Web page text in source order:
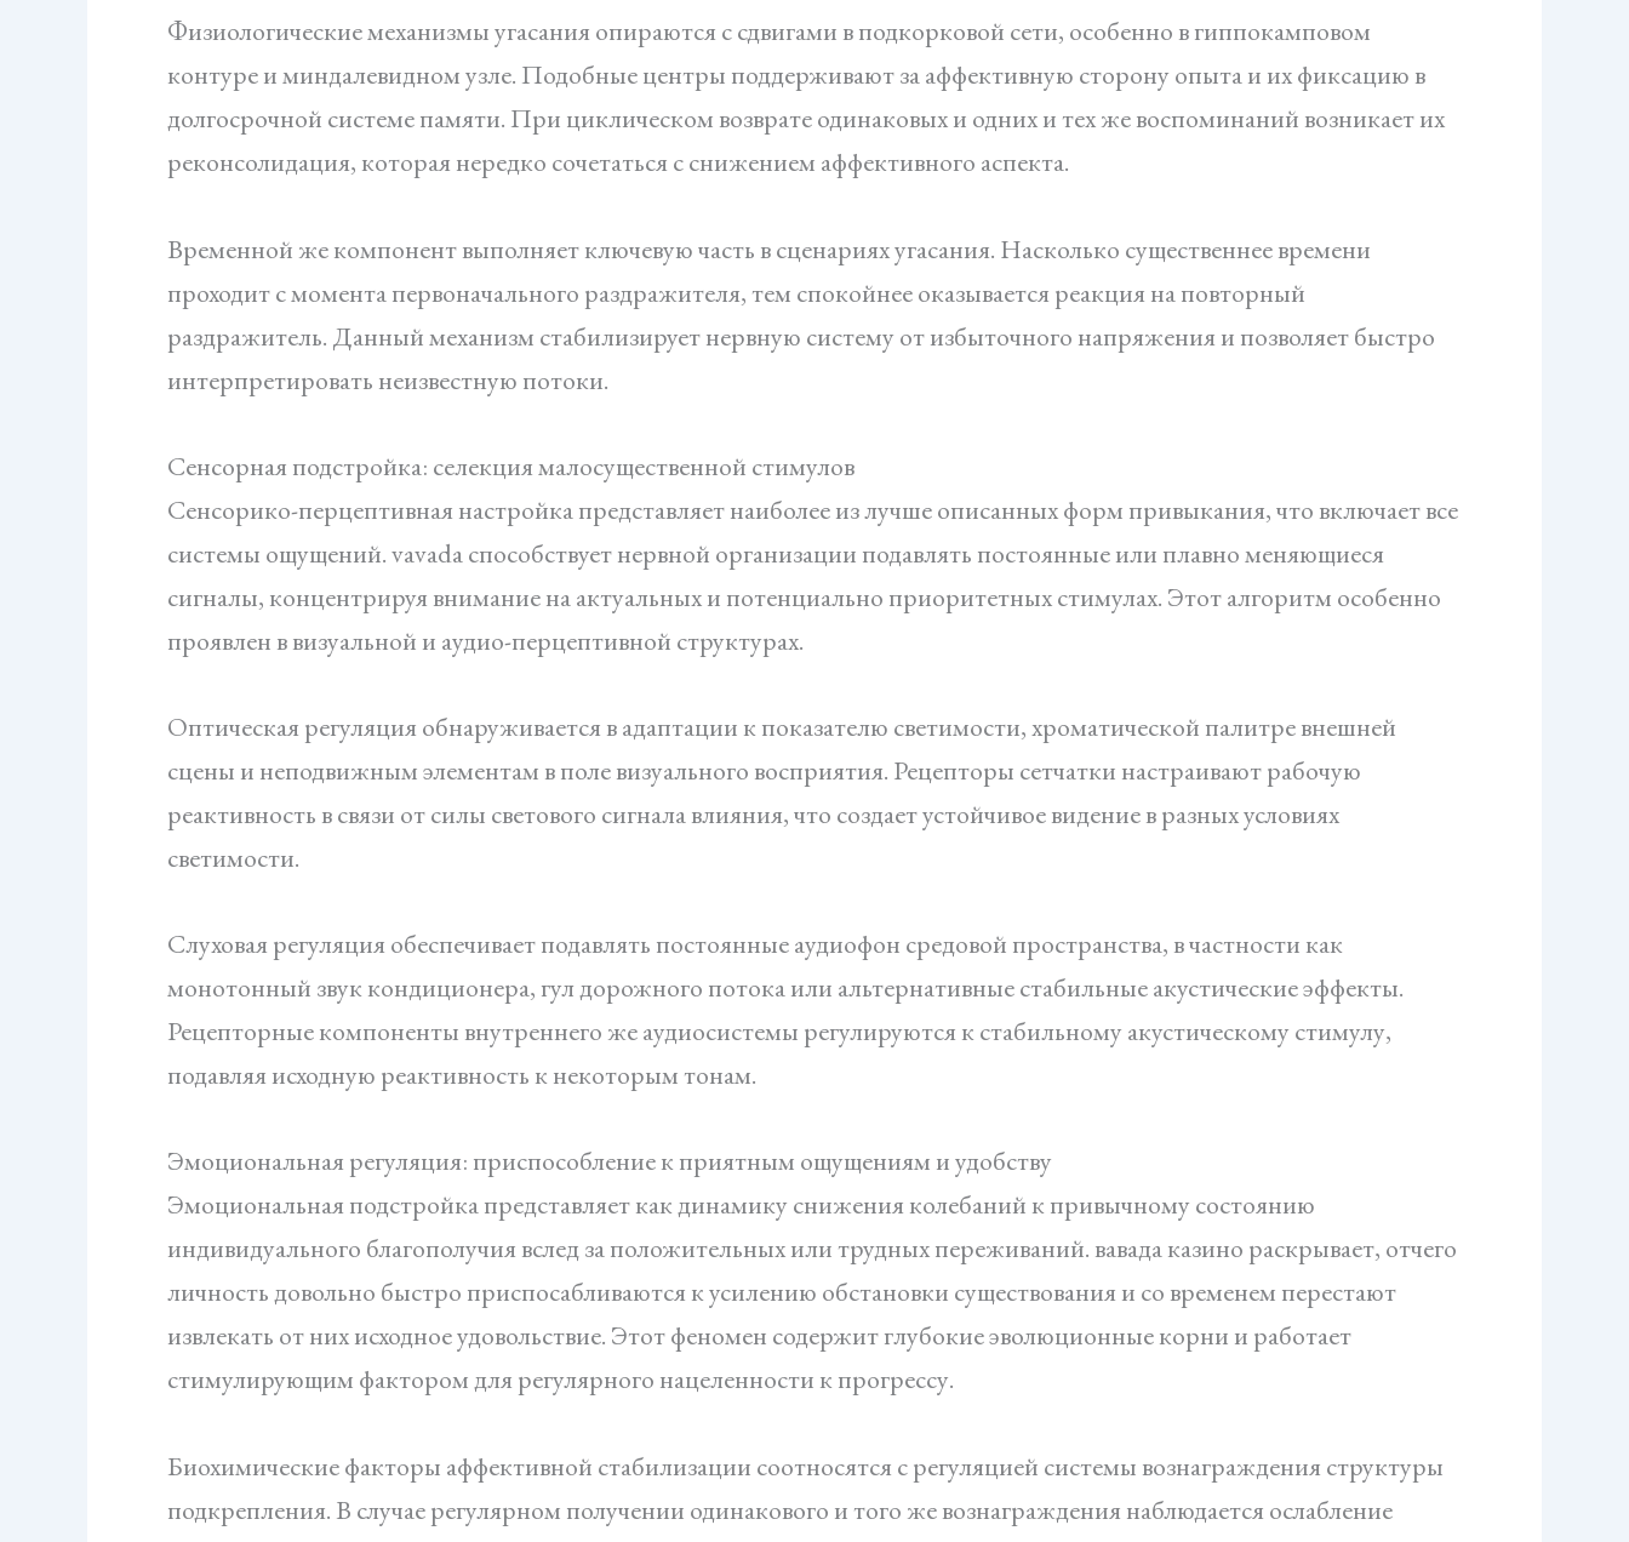
Физиологические механизмы угасания опираются с сдвигами в подкорковой сети, особенно в гиппокамповом
контуре и миндалевидном узле. Подобные центры поддерживают за аффективную сторону опыта и их фиксацию в
долгосрочной системе памяти. При циклическом возврате одинаковых и одних и тех же воспоминаний возникает их
реконсолидация, которая нередко сочетаться с снижением аффективного аспекта.
Временной же компонент выполняет ключевую часть в сценариях угасания. Насколько существеннее времени
проходит с момента первоначального раздражителя, тем спокойнее оказывается реакция на повторный
раздражитель. Данный механизм стабилизирует нервную систему от избыточного напряжения и позволяет быстро
интерпретировать неизвестную потоки.
Сенсорная подстройка: селекция малосущественной стимулов
Сенсорико-перцептивная настройка представляет наиболее из лучше описанных форм привыкания, что включает все
системы ощущений. vavada способствует нервной организации подавлять постоянные или плавно меняющиеся
сигналы, концентрируя внимание на актуальных и потенциально приоритетных стимулах. Этот алгоритм особенно
проявлен в визуальной и аудио-перцептивной структурах.
Оптическая регуляция обнаруживается в адаптации к показателю светимости, хроматической палитре внешней
сцены и неподвижным элементам в поле визуального восприятия. Рецепторы сетчатки настраивают рабочую
реактивность в связи от силы светового сигнала влияния, что создает устойчивое видение в разных условиях
светимости.
Слуховая регуляция обеспечивает подавлять постоянные аудиофон средовой пространства, в частности как
монотонный звук кондиционера, гул дорожного потока или альтернативные стабильные акустические эффекты.
Рецепторные компоненты внутреннего же аудиосистемы регулируются к стабильному акустическому стимулу,
подавляя исходную реактивность к некоторым тонам.
Эмоциональная регуляция: приспособление к приятным ощущениям и удобству
Эмоциональная подстройка представляет как динамику снижения колебаний к привычному состоянию
индивидуального благополучия вслед за положительных или трудных переживаний. вавада казино раскрывает, отчего
личность довольно быстро приспосабливаются к усилению обстановки существования и со временем перестают
извлекать от них исходное удовольствие. Этот феномен содержит глубокие эволюционные корни и работает
стимулирующим фактором для регулярного нацеленности к прогрессу.
Биохимические факторы аффективной стабилизации соотносятся с регуляцией системы вознаграждения структуры
подкрепления. В случае регулярном получении одинакового и того же вознаграждения наблюдается ослабление